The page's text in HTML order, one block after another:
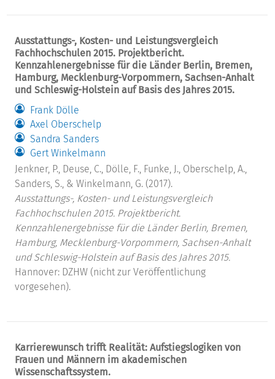
Ausstattungs-, Kosten- und Leistungsvergleich
Fachhochschulen 2015. Projektbericht.
Kennzahlenergebnisse für die Länder Berlin, Bremen,
Hamburg, Mecklenburg-Vorpommern, Sachsen-Anhalt
und Schleswig-Holstein auf Basis des Jahres 2015.
Frank Dölle
Axel Oberschelp
Sandra Sanders
Gert Winkelmann
Jenkner, P., Deuse, C., Dölle, F., Funke, J., Oberschelp, A.,
Sanders, S., & Winkelmann, G. (2017).
Ausstattungs-, Kosten- und Leistungsvergleich
Fachhochschulen 2015. Projektbericht.
Kennzahlenergebnisse für die Länder Berlin, Bremen,
Hamburg, Mecklenburg-Vorpommern, Sachsen-Anhalt
und Schleswig-Holstein auf Basis des Jahres 2015.
Hannover: DZHW (nicht zur Veröffentlichung
vorgesehen).
Karrierewunsch trifft Realität: Aufstiegslogiken von
Frauen und Männern im akademischen
Wissenschaftssystem.